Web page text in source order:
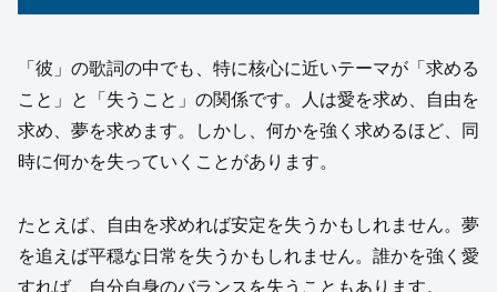
「彼」の歌詞の中でも、特に核心に近いテーマが「求める
こと」と「失うこと」の関係です。人は愛を求め、自由を
求め、夢を求めます。しかし、何かを強く求めるほど、同
時に何かを失っていくことがあります。
たとえば、自由を求めれば安定を失うかもしれません。夢
を追えば平穏な日常を失うかもしれません。誰かを強く愛
すれば、自分自身のバランスを失うこともあります。